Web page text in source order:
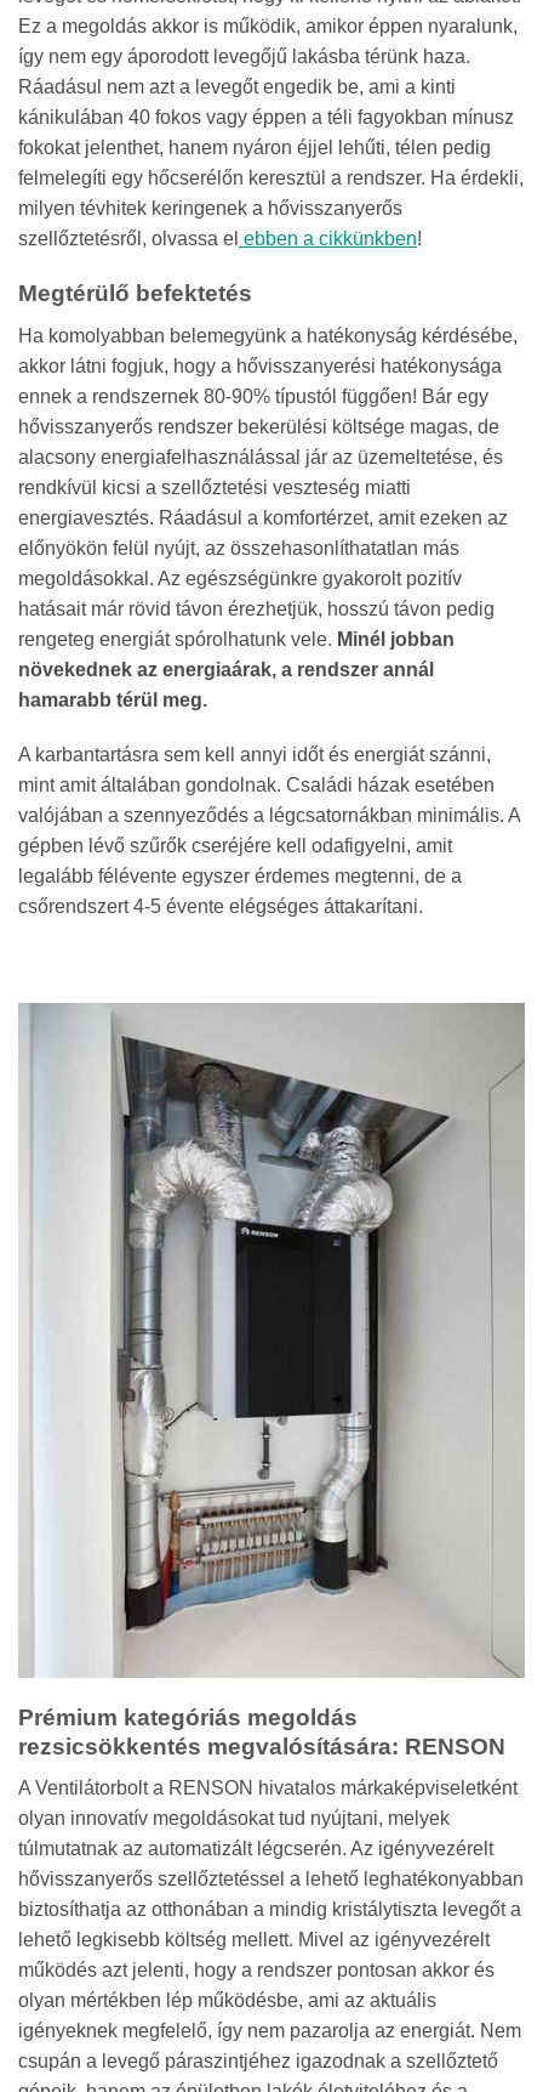
Ez a megoldás akkor is működik, amikor éppen nyaralunk,
így nem egy áporodott levegőjű lakásba térünk haza.
Ráadásul nem azt a levegőt engedik be, ami a kinti
kánikulában 40 fokos vagy éppen a téli fagyokban mínusz
fokokat jelenthet, hanem nyáron éjjel lehűti, télen pedig
felmelegíti egy hőcserélőn keresztül a rendszer. Ha érdekli,
milyen tévhitek keringenek a hővisszanyerős
szellőztetésről, olvassa el ebben a cikkünkben!
Megtérülő befektetés
Ha komolyabban belemegyünk a hatékonyság kérdésébe,
akkor látni fogjuk, hogy a hővisszanyerési hatékonysága
ennek a rendszernek 80-90% típustól függően! Bár egy
hővisszanyerős rendszer bekerülési költsége magas, de
alacsony energiafelhasználással jár az üzemeltetése, és
rendkívül kicsi a szellőztetési veszteség miatti
energiavesztés. Ráadásul a komfortérzet, amit ezeken az
előnyökön felül nyújt, az összehasonlíthatatlan más
megoldásokkal. Az egészségünkre gyakorolt pozitív
hatásait már rövid távon érezhetjük, hosszú távon pedig
rengeteg energiát spórolhatunk vele. Minél jobban
növekednek az energiaárak, a rendszer annál
hamarabb térül meg.
A karbantartásra sem kell annyi időt és energiát szánni,
mint amit általában gondolnak. Családi házak esetében
valójában a szennyeződés a légcsatornákban minimális. A
gépben lévő szűrők cseréjére kell odafigyelni, amit
legalább félévente egyszer érdemes megtenni, de a
csőrendszert 4-5 évente elégséges áttakarítani.
Prémium kategóriás megoldás
rezsicsökkentés megvalósítására: RENSON
A Ventilátorbolt a RENSON hivatalos márkaképviseletként
olyan innovatív megoldásokat tud nyújtani, melyek
túlmutatnak az automatizált légcserén. Az igényvezérelt
hővisszanyerős szellőztetéssel a lehető leghatékonyabban
biztosíthatja az otthonában a mindig kristálytiszta levegőt a
lehető legkisebb költség mellett. Mivel az igényvezérelt
működés azt jelenti, hogy a rendszer pontosan akkor és
olyan mértékben lép működésbe, ami az aktuális
igényeknek megfelelő, így nem pazarolja az energiát. Nem
csupán a levegő páraszintjéhez igazodnak a szellőztető